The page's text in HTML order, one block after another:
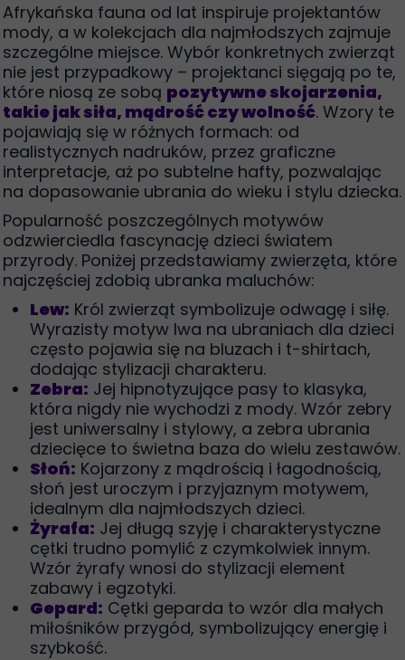
Afrykańska fauna od lat inspiruje projektantów
mody, a w kolekcjach dla najmłodszych zajmuje
szczególne miejsce. Wybór konkretnych zwierząt
nie jest przypadkowy – projektanci sięgają po te,
które niosą ze sobą pozytywne skojarzenia,
takie jak siła, mądrość czy wolność. Wzory te
pojawiają się w różnych formach: od
realistycznych nadruków, przez graficzne
interpretacje, aż po subtelne hafty, pozwalając
na dopasowanie ubrania do wieku i stylu dziecka.
Popularność poszczególnych motywów
odzwierciedla fascynację dzieci światem
przyrody. Poniżej przedstawiamy zwierzęta, które
najczęściej zdobią ubranka maluchów:
Lew: Król zwierząt symbolizuje odwagę i siłę.
Wyrazisty motyw lwa na ubraniach dla dzieci
często pojawia się na bluzach i t-shirtach,
dodając stylizacji charakteru.
Zebra: Jej hipnotyzujące pasy to klasyka,
która nigdy nie wychodzi z mody. Wzór zebry
jest uniwersalny i stylowy, a zebra ubrania
dziecięce to świetna baza do wielu zestawów.
Słoń: Kojarzony z mądrością i łagodnością,
słoń jest uroczym i przyjaznym motywem,
idealnym dla najmłodszych dzieci.
Żyrafa: Jej długą szyję i charakterystyczne
cętki trudno pomylić z czymkolwiek innym.
Wzór żyrafy wnosi do stylizacji element
zabawy i egzotyki.
Gepard: Cętki geparda to wzór dla małych
miłośników przygód, symbolizujący energię i
szybkość.